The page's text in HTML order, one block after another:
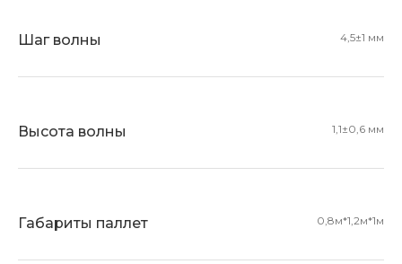
Шаг волны 4,5±1 мм
Высота волны 1,1±0,6 мм
Габариты паллет 0,8м*1,2м*1м